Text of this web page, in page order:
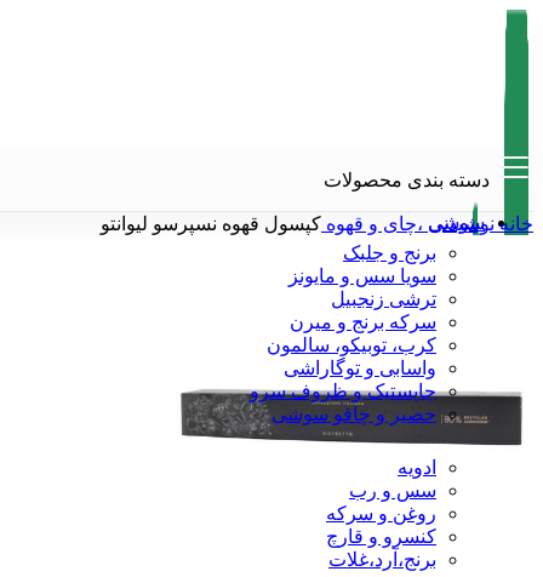
دسته بندی محصولات
سوشی
برنج و جلبک
سویا سس و مایونز
ترشی زنجبیل
سرکه برنج و میرن
کرب، توبیکو، سالمون
واسابی و توگاراشی
چاپستیک و ظروف سرو
حصیر و چاقو سوشی
ادویه
سس و رب
روغن و سرکه
کنسرو و قارچ
برنج،آرد،غلات
خانه نوشیدنی ،چای و قهوه کپسول قهوه نسپرسو لیوانتو